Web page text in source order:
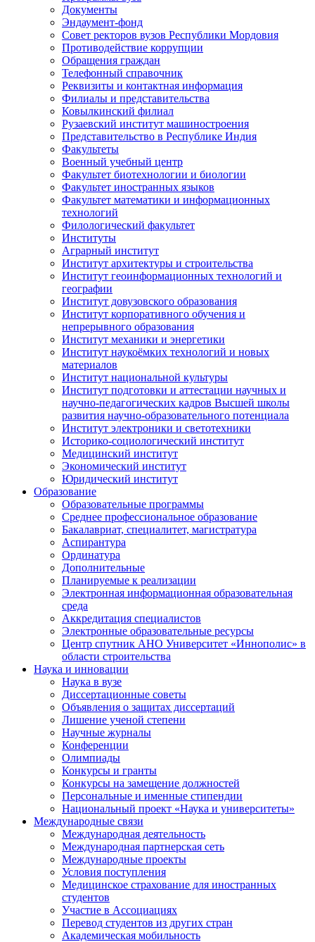
Документы
Эндаумент-фонд
Совет ректоров вузов Республики Мордовия
Противодействие коррупции
Обращения граждан
Телефонный справочник
Реквизиты и контактная информация
Филиалы и представительства
Ковылкинский филиал
Рузаевский институт машиностроения
Представительство в Республике Индия
Факультеты
Военный учебный центр
Факультет биотехнологии и биологии
Факультет иностранных языков
Факультет математики и информационных
технологий
Филологический факультет
Институты
Аграрный институт
Институт архитектуры и строительства
Институт геоинформационных технологий и
географии
Институт довузовского образования
Институт корпоративного обучения и
непрерывного образования
Институт механики и энергетики
Институт наукоёмких технологий и новых
материалов
Институт национальной культуры
Институт подготовки и аттестации научных и
научно-педагогических кадров Высшей школы
развития научно-образовательного потенциала
Институт электроники и светотехники
Историко-социологический институт
Медицинский институт
Экономический институт
Юридический институт
Образование
Образовательные программы
Среднее профессиональное образование
Бакалавриат, специалитет, магистратура
Аспирантура
Ординатура
Дополнительные
Планируемые к реализации
Электронная информационная образовательная
среда
Аккредитация специалистов
Электронные образовательные ресурсы
Центр спутник АНО Университет «Иннополис» в
области строительства
Наука и инновации
Наука в вузе
Диссертационные советы
Объявления о защитах диссертаций
Лишение ученой степени
Научные журналы
Конференции
Олимпиады
Конкурсы и гранты
Конкурсы на замещение должностей
Персональные и именные стипендии
Национальный проект «Наука и университеты»
Международные связи
Международная деятельность
Международная партнерская сеть
Международные проекты
Условия поступления
Медицинское страхование для иностранных
студентов
Участие в Ассоциациях
Перевод студентов из других стран
Академическая мобильность